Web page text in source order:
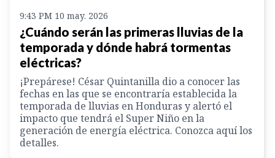
9:43 PM 10 may. 2026
¿Cuándo serán las primeras lluvias de la
temporada y dónde habrá tormentas
eléctricas?
¡Prepárese! César Quintanilla dio a conocer las
fechas en las que se encontraría establecida la
temporada de lluvias en Honduras y alertó el
impacto que tendrá el Super Niño en la
generación de energía eléctrica. Conozca aquí los
detalles.